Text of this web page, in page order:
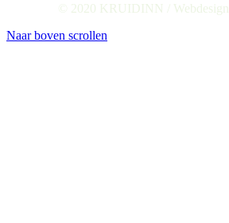
© 2020 KRUIDINN / Webdesign
Naar boven scrollen